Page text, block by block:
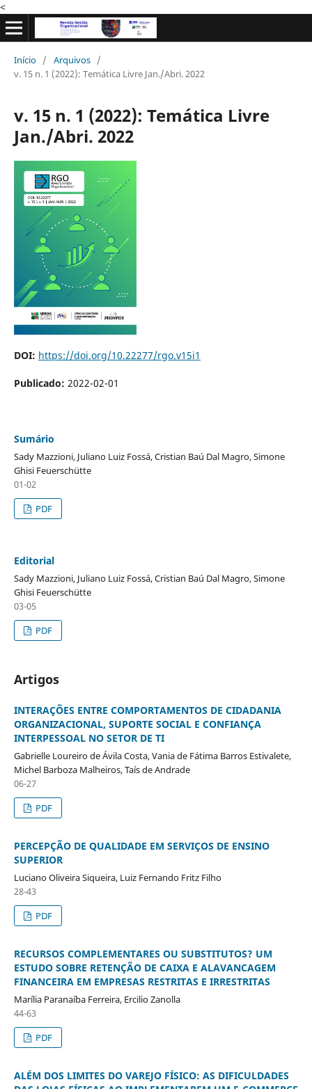
<
Início / Arquivos /
v. 15 n. 1 (2022): Temática Livre Jan./Abri. 2022
v. 15 n. 1 (2022): Temática Livre
Jan./Abri. 2022
DOI: https://doi.org/10.22277/rgo.v15i1
Publicado: 2022-02-01
Sumário
Sady Mazzioni, Juliano Luiz Fossá, Cristian Baú Dal Magro, Simone
Ghisi Feuerschütte
01-02
PDF
Editorial
Sady Mazzioni, Juliano Luiz Fossá, Cristian Baú Dal Magro, Simone
Ghisi Feuerschütte
03-05
PDF
Artigos
INTERAÇÕES ENTRE COMPORTAMENTOS DE CIDADANIA
ORGANIZACIONAL, SUPORTE SOCIAL E CONFIANÇA
INTERPESSOAL NO SETOR DE TI
Gabrielle Loureiro de Ávila Costa, Vania de Fátima Barros Estivalete,
Michel Barboza Malheiros, Taís de Andrade
06-27
PDF
PERCEPÇÃO DE QUALIDADE EM SERVIÇOS DE ENSINO
SUPERIOR
Luciano Oliveira Siqueira, Luiz Fernando Fritz Filho
28-43
PDF
RECURSOS COMPLEMENTARES OU SUBSTITUTOS? UM
ESTUDO SOBRE RETENÇÃO DE CAIXA E ALAVANCAGEM
FINANCEIRA EM EMPRESAS RESTRITAS E IRRESTRITAS
Marília Paranaíba Ferreira, Ercilio Zanolla
44-63
PDF
ALÉM DOS LIMITES DO VAREJO FÍSICO: AS DIFICULDADES